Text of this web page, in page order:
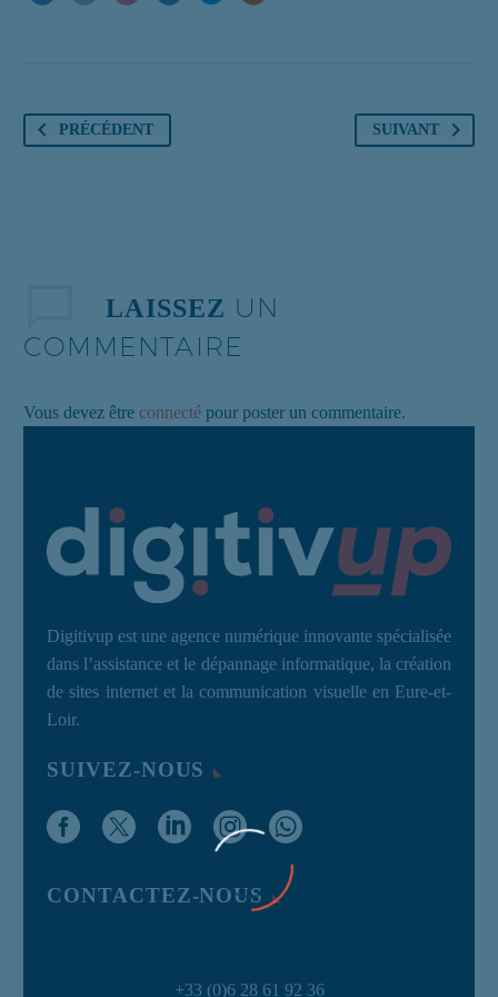
PRÉCÉDENT SUIVANT
LAISSEZ UN
COMMENTAIRE
Vous devez être connecté pour poster un commentaire.
Digitivup est une agence numérique innovante spécialisée
dans l’assistance et le dépannage informatique, la création
de sites internet et la communication visuelle en Eure-et-
Loir.
SUIVEZ-NOUS
CONTACTEZ-NOUS
+33 (0)6 28 61 92 36